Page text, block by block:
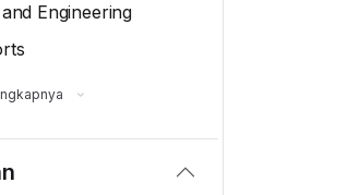
Engineering